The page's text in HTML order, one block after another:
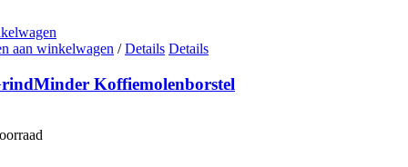
aan winkelwagen / Details Details
Koffiemolenborstel